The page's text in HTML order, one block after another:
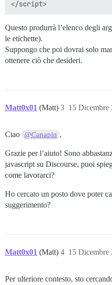
Questo produrrà l’elenco degli
le etichette).
Suppongo che poi dovrai solo
ottenere ciò che desideri.
Matt0x01 (Matt) 15 Dicembre
3
Ciao @Canapin ,
Grazie per l’aiuto! Sono
javascript su Discourse, puoi
come lavorarci?
Ho cercato un posto dove poter
suggerimento?
Matt0x01 (Matt) 15 Dicembre
4
Per ulteriore contesto, sto